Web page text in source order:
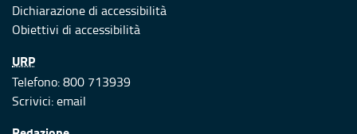
Dichiarazione di accessibilità
Obiettivi di accessibilità
URP
Telefono: 800 713939
Scrivici:email